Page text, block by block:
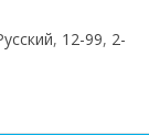
, 12-99, 2-